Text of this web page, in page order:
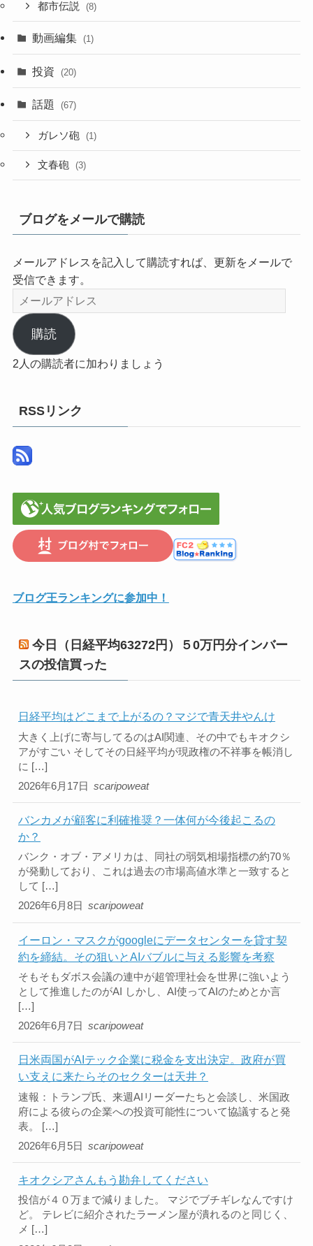
都市伝説 (8)
動画編集 (1)
投資 (20)
話題 (67)
ガレソ砲 (1)
文春砲 (3)
ブログをメールで購読
メールアドレスを記入して購読すれば、更新をメールで
受信できます。
メ
ー
ル
ア
ド
購読
2人の購読者に加わりましょう
RSSリンク
ブログ王ランキングに参加中！
今日（日経平均63272円）５0万円分インバー
スの投信買った
日経平均はどこまで上がるの？マジで青天井やんけ
2026年6月17日
大きく上げに寄与してるのはAI関連、その中でもキオクシ
アがすごい そしてその日経平均が現政権の不祥事を帳消し
に […]
scaripoweat
バンカメが顧客に利確推奨？一体何が今後起こるの
か？
2026年6月8日
バンク・オブ・アメリカは、同社の弱気相場指標の約70％
が発動しており、これは過去の市場高値水準と一致すると
して […]
scaripoweat
イーロン・マスクがgoogleにデータセンターを貸す契
約を締結。その狙いとAIバブルに与える影響を考察
2026年6月7日
そもそもダボス会議の連中が超管理社会を世界に強いよう
として推進したのがAI しかし、AI使ってAIのためとか言
[…]
scaripoweat
日米両国がAIテック企業に税金を支出決定。政府が買
い支えに来たらそのセクターは天井？
2026年6月5日
速報：トランプ氏、来週AIリーダーたちと会談し、米国政
府による彼らの企業への投資可能性について協議すると発
表。 […]
scaripoweat
キオクシアさんもう勘弁してください
投信が４０万まで減りました。 マジでブチギレなんですけ
ど。 テレビに紹介されたラーメン屋が潰れるのと同じく、
メ […]